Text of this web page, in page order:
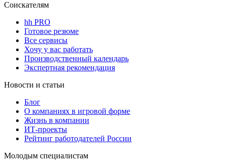
Соискателям
hh PRO
Готовое резюме
Все сервисы
Хочу у вас работать
Производственный календарь
Экспертная рекомендация
Новости и статьи
Блог
О компаниях в игровой форме
Жизнь в компании
ИТ-проекты
Рейтинг работодателей России
Молодым специалистам